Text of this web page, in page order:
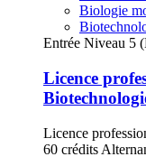
Biologie
Entrée Niveau 5
Licence
Licence
60 crédits